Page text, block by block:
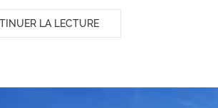
LA LECTURE